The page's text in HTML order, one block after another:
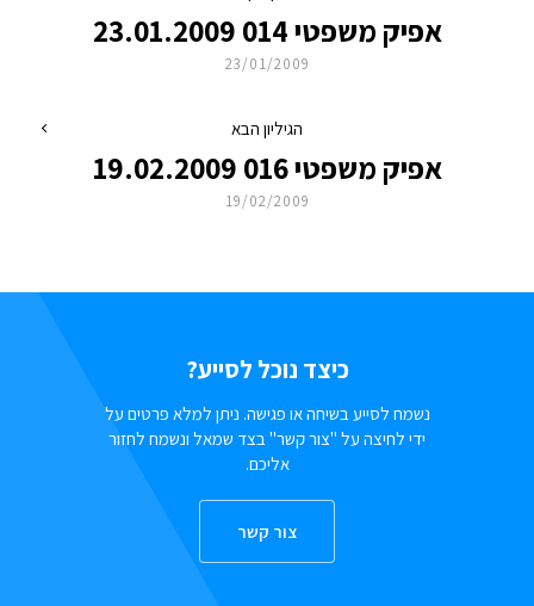
אפיק משפטי 014 23.01.2009
23/01/2009
הגיליון הבא
אפיק משפטי 016 19.02.2009
19/02/2009
כיצד נוכל לסייע?
נשמח לסייע בשיחה או פגישה. ניתן למלא פרטים על
ידי לחיצה על "צור קשר" בצד שמאל ונשמח לחזור
אליכם.
צור קשר